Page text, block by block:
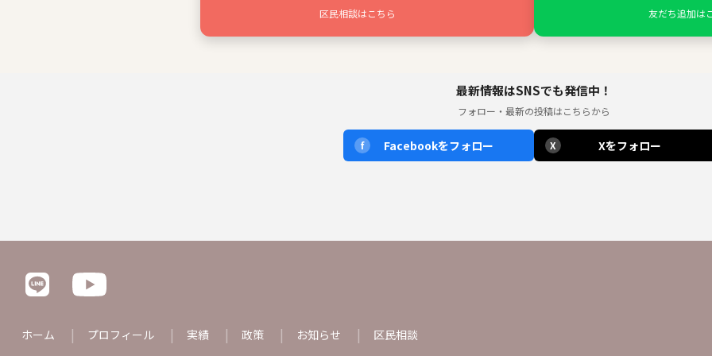
区民相談はこちら 友だち追加は
最新情報はSNSでも発信中！
フォロー・最新の投稿はこちらから
f Facebookをフォロー X Xをフォロー
ホーム プロフィール 実績 政策 お知らせ 区民相談